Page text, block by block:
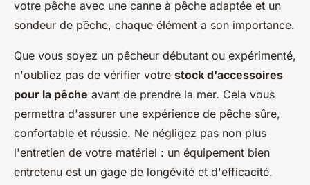
votre pêche avec une canne à pêche adaptée et un
sondeur de pêche, chaque élément a son importance.
Que vous soyez un pêcheur débutant ou expérimenté,
n'oubliez pas de vérifier votre stock d'accessoires
pour la pêche avant de prendre la mer. Cela vous
permettra d'assurer une expérience de pêche sûre,
confortable et réussie. Ne négligez pas non plus
l'entretien de votre matériel : un équipement bien
entretenu est un gage de longévité et d'efficacité.